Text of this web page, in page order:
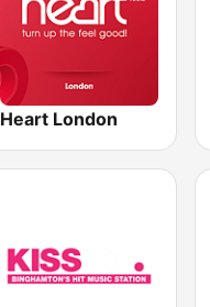
Heart London